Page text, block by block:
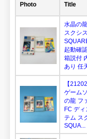
Photo Title
水晶の
スクシ
起動確
箱説付
あり 任
【
ゲーム
の龍 フ
FC ディ
テム ス
SQUA...